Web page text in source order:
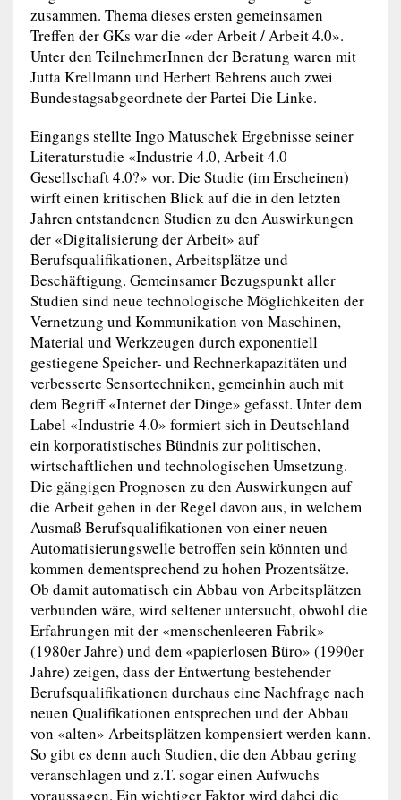
zusammen. Thema dieses ersten gemeinsamen
Treffen der GKs war die «der Arbeit / Arbeit 4.0».
Unter den TeilnehmerInnen der Beratung waren mit
Jutta Krellmann und Herbert Behrens auch zwei
Bundestagsabgeordnete der Partei Die Linke.
Eingangs stellte Ingo Matuschek Ergebnisse seiner
Literaturstudie «Industrie 4.0, Arbeit 4.0 –
Gesellschaft 4.0?» vor. Die Studie (im Erscheinen)
wirft einen kritischen Blick auf die in den letzten
Jahren entstandenen Studien zu den Auswirkungen
der «Digitalisierung der Arbeit» auf
Berufsqualifikationen, Arbeitsplätze und
Beschäftigung. Gemeinsamer Bezugspunkt aller
Studien sind neue technologische Möglichkeiten der
Vernetzung und Kommunikation von Maschinen,
Material und Werkzeugen durch exponentiell
gestiegene Speicher- und Rechnerkapazitäten und
verbesserte Sensortechniken, gemeinhin auch mit
dem Begriff «Internet der Dinge» gefasst. Unter dem
Label «Industrie 4.0» formiert sich in Deutschland
ein korporatistisches Bündnis zur politischen,
wirtschaftlichen und technologischen Umsetzung.
Die gängigen Prognosen zu den Auswirkungen auf
die Arbeit gehen in der Regel davon aus, in welchem
Ausmaß Berufsqualifikationen von einer neuen
Automatisierungswelle betroffen sein könnten und
kommen dementsprechend zu hohen Prozentsätze.
Ob damit automatisch ein Abbau von Arbeitsplätzen
verbunden wäre, wird seltener untersucht, obwohl die
Erfahrungen mit der «menschenleeren Fabrik»
(1980er Jahre) und dem «papierlosen Büro» (1990er
Jahre) zeigen, dass der Entwertung bestehender
Berufsqualifikationen durchaus eine Nachfrage nach
neuen Qualifikationen entsprechen und der Abbau
von «alten» Arbeitsplätzen kompensiert werden kann.
So gibt es denn auch Studien, die den Abbau gering
veranschlagen und z.T. sogar einen Aufwuchs
voraussagen. Ein wichtiger Faktor wird dabei die